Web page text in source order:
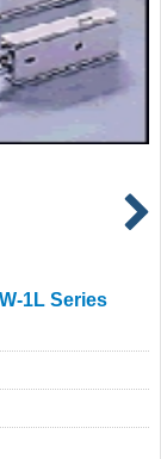
1L Series